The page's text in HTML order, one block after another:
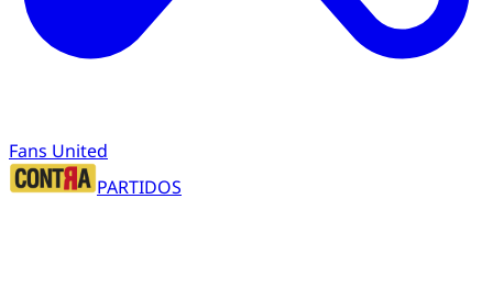
Fans United
PARTIDOS